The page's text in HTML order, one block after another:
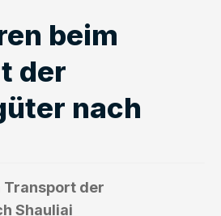
beim
der
nach
Transport der
Shauliai